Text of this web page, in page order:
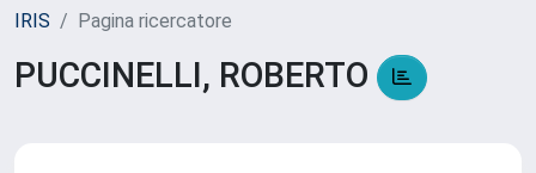
IRIS Pagina ricercatore
PUCCINELLI, ROBERTO